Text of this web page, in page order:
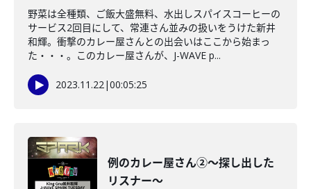
野菜は全種類、ご飯大盛無料、水出しスパイスコーヒーの
サービス2回目にして、常連さん並みの扱いをうけた新井
和輝。衝撃のカレー屋さんとの出会いはここから始まっ
た・・・。このカレー屋さんが、J-WAVE p...
2023.11.22|00:05:25
例のカレー屋さん②～探し出した
リスナー～